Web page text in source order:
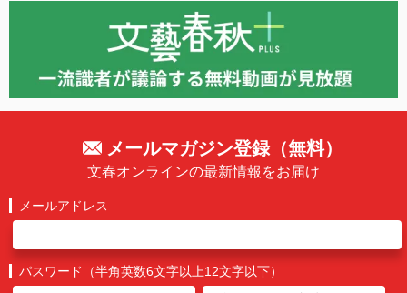
メールマガジン登録（無料）
文春オンラインの最新情報をお届け
メールアドレス
パスワード（半角英数6文字以上12文字以下）